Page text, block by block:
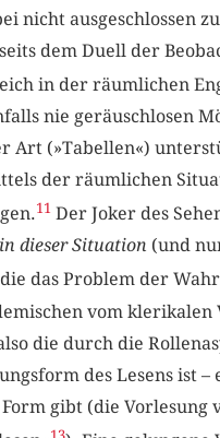
nicht ausgeschlossen
dem Duell der
in der räumlichen
nie geräuschlosen
Art (»Tabellen«)
der räumlichen
11Der Joker des
in dieser Situation (und
das Problem der
vom
die durch die
des Lesens ist
gibt (die